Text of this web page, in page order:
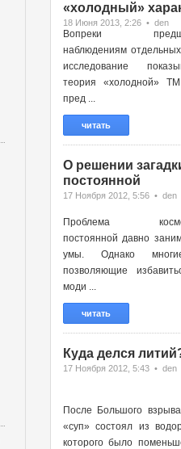
«холодный»
18 Июня 2013, 2:26 • den
Вопреки
наблюдениям
исследование
теория «холодной»
пред ...
читать
О решении
постоянной
17 Ноября 2012, 5:56 • den
Проблема
постоянной давно
умы. Однако
позволяющие
моди ...
читать
Куда делся
17 Ноября 2012, 5:43 • den
После Большого
«суп» состоял из
которого было